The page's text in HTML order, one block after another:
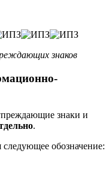
знаков
знаки и
.
обозначение: